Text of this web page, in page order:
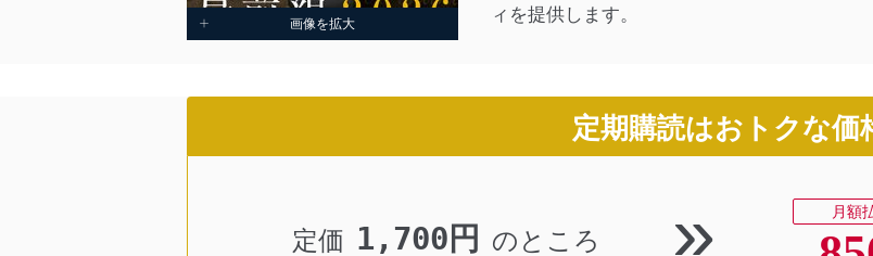
画像を拡大
ィを提供します。
定期購読はおトクな価
定価 1,700円 のところ » 月額